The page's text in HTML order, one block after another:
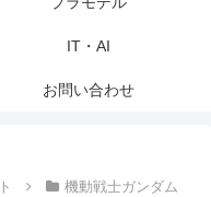
IT・AI
お問い合わせ
機動戦士ガンダム